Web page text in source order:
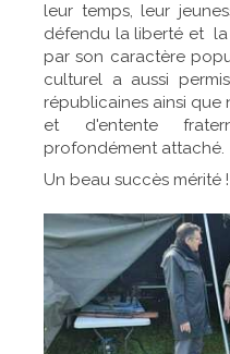
leur temps, leur
défendu la liberté et la
par son caractère
culturel a aussi
républicaines ainsi
et d'entente
profondément attaché.
Un beau succès mérité !